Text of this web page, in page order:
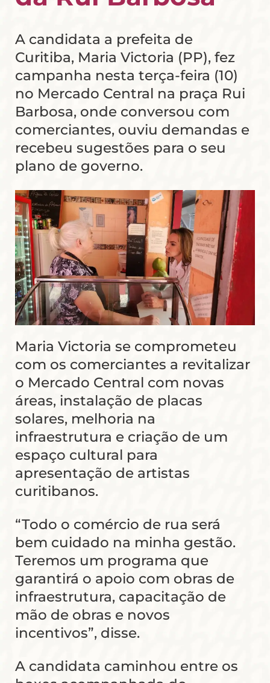
A candidata a prefeita de
Curitiba, Maria Victoria (PP), fez
campanha nesta terça-feira (10)
no Mercado Central na praça Rui
Barbosa, onde conversou com
comerciantes, ouviu demandas e
recebeu sugestões para o seu
plano de governo.
Maria Victoria se comprometeu
com os comerciantes a revitalizar
o Mercado Central com novas
áreas, instalação de placas
solares, melhoria na
infraestrutura e criação de um
espaço cultural para
apresentação de artistas
curitibanos.
“Todo o comércio de rua será
bem cuidado na minha gestão.
Teremos um programa que
garantirá o apoio com obras de
infraestrutura, capacitação de
mão de obras e novos
incentivos”, disse.
A candidata caminhou entre os